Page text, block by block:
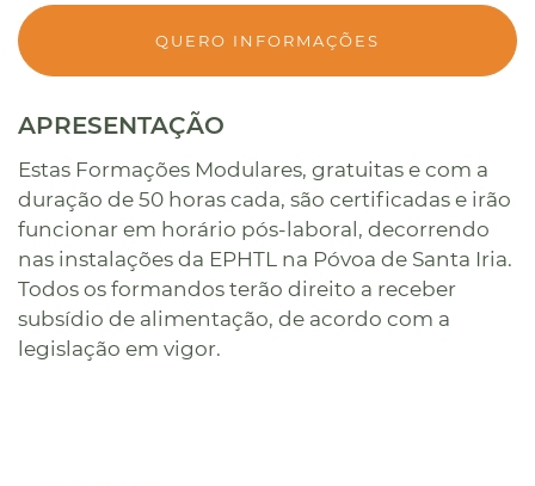
APRESENTAÇÃO
Estas Formações Modulares, gratuitas e com a
duração de 50 horas cada, são certificadas e irão
funcionar em horário pós-laboral, decorrendo
nas instalações da EPHTL na Póvoa de Santa Iria.
Todos os formandos terão direito a receber
subsídio de alimentação, de acordo com a
legislação em vigor.
QUERO INFORMAÇÕES